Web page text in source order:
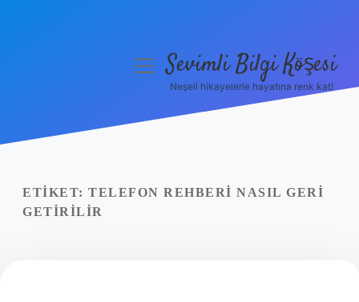
Yasal Uyarı
menüyüSevimli Bilgi Köşesi
Neşeli hikayelerle hayatına renk kat!
ETIKET: TELEFON REHBERI NASIL GERI
GETIRILIR